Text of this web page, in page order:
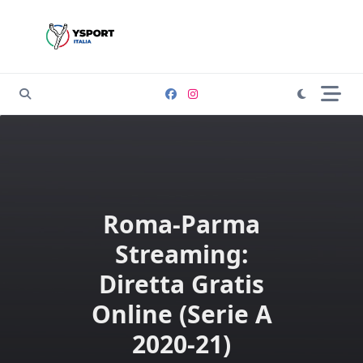
Roma-Parma
Streaming:
Diretta Gratis
Online (Serie A
2020-21)